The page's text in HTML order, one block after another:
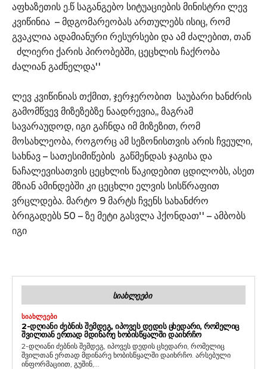
აფხაზეთის ე.წ საგანგებო სიტუაციების მინისტრი ლევ
კვიწინია – მდგომარეობას ართულებს ისიც, რომ
გვაკლია ადამიანური რესურსები და ამ ძალებით, თან
ძლიერი ქარის პირობებში, ცეცხლის ჩაქრობა
ძალიან გაძნელდა''
ლევ კვიწინიას თქმით, ჯერჯერობით საუბარი ხანძრის
გამომწვევ მიზეზებზე ნაადრევია,, მაგრამ
სავარაუდოდ, იგი გაჩნდა იმ მიზეზით, რომ
მოსახლეობა, როგორც ამ სეზონისთვის არის ჩვეული,
სახნავ – სათესიმიწების გაწმენდას ჯაგისა და
ნაჩალევისათვის ცეცხლის წაკიდებით ცდილობს, ასეთ
მზიან ამინდებში კი ცეცხლი ელვის სისწრაფით
ვრცლდება. მარტო 9 მარტს ჩვენს სახანძრო
ბრიგადებს 50 – ზე მეტი გასვლა ჰქონდათ'' – ამბობს
იგი
ᲡᲘᲐᲮᲚᲔᲔᲑᲘ
ᲡᲘᲐᲮᲚᲔᲔᲑᲘ
2-ᲓᲦᲘᲐᲜᲘ ᲫᲔᲑᲜᲘᲡ ᲨᲔᲛᲓᲔᲒ, ᲘᲞᲝᲕᲔᲡ ᲓᲔᲓᲘᲡ ᲪᲮᲔᲓᲐᲠᲘ, ᲠᲝᲛᲔᲚᲘᲪ
ᲨᲕᲘᲚᲗᲐᲜ ᲔᲠᲗᲐᲓ ᲛᲓᲘᲜᲐᲠᲔ ᲮᲝᲑᲘᲡᲬᲧᲐᲚᲨᲘ ᲓᲐᲘᲮᲠᲩᲝ
2-დღიანი ძებნის შემდეგ, იპოვეს დედის ცხედარი, რომელიც
შვილთან ერთად მდინარე ხობისწყალში დაიხრჩო. არსებული
ინფორმაციით, გუშინ,...